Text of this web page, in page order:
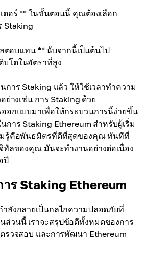
ตอร์ ** ในขั้นตอนนี้ คุณต้องเลือก
Staking
ตอบแทน ** นับจากนี้เป็นต้นไป
โตในอัตราที่สูง
การ Staking แล้ว ให้ใช้เวลาทำความ
ย่างเช่น การ Staking ด้วย
อกแบบมาเพื่อให้กระบวนการนี้ง่ายขึ้น
การ Staking Ethereum สำหรับผู้เริ่ม
มรู้คือพันธมิตรที่ดีที่สุดของคุณ ทันทีที่
ลของคุณ มันจะทำงานอย่างต่อเนื่อง
ปี
ร Staking Ethereum
ลังกลายเป็นกลไกความปลอดภัยที่
ส่วนนี้ เราจะสรุปข้อดีทั้งหมดของการ
รวจสอบ และการพัฒนา Ethereum